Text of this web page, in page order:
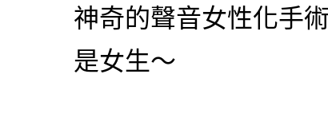
醫美整形
保健醫療
國際新知
神奇的聲音女性化手
是女生～